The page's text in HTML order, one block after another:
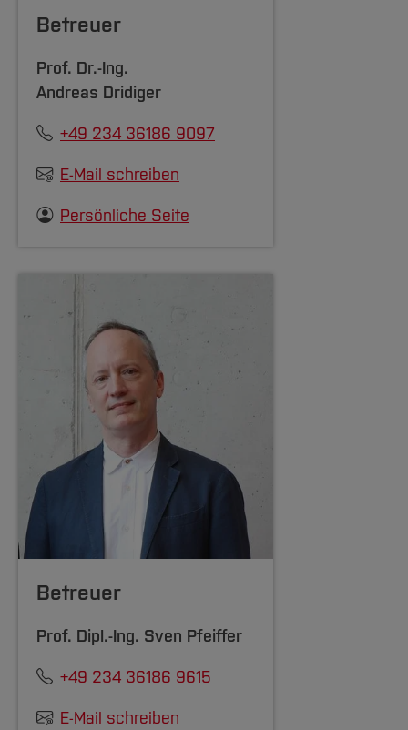
Betreuer
Prof. Dr.-Ing.
Andreas Dridiger
+49 234 36186 9097
E-Mail schreiben
Persönliche Seite
Betreuer
Prof. Dipl.-Ing. Sven Pfeiffer
+49 234 36186 9615
E-Mail schreiben